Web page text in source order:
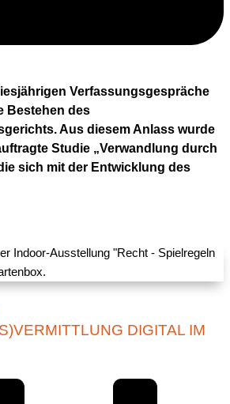
Verfassungsgespräche
Bestehen des
Aus diesem Anlass wurde
Studie „Verwandlung durch
sich mit der Entwicklung des
DIGITAL IM